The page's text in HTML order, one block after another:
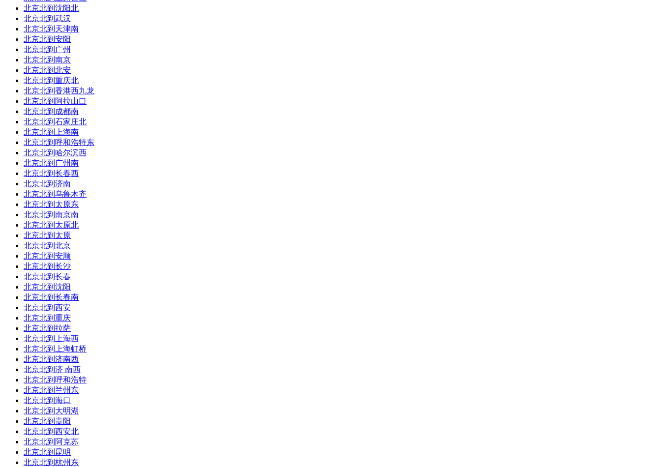
到达站：过嘉兴南
耗时：00:30总里程：未知
订票平台：
7 直达：
车次/车型：动车组
发车站：过杭州发车时间:13:55
到达站：过嘉兴南
耗时：00:55总里程：79公里
订票平台：
8直达：
车次/车型：动车组
发车站：过杭州
到达站：过嘉兴南
耗时：00:41总里程：79公里
订票平台：
9直达：
车次/车型：g7382
发车站：始杭州
到达站：过嘉兴南
耗时：00:43总里程：85公里
订票平台：
10直达：
车次/车型：g7310
发车站：始杭州
到达站： 过嘉兴南
耗时：00:36总里程：85公里
北京北到沈阳北
北京北到武汉
北京北到天津南
北京北到安阳
北京北到广州
北京北到南京
北京北到北安
北京北到重庆北
北京北到香港西九龙
北京北到阿拉山口
北京北到成都南
北京北到石家庄北
北京北到上海南
北京北到呼和浩特东
北京北到哈尔滨西
北京北到广州南
北京北到长春西
北京北到济南
北京北到乌鲁木齐
北京北到太原东
北京北到南京南
北京北到太原北
北京北到太原
北京北到北京
北京北到安顺
北京北到长沙
北京北到长春
北京北到沈阳
北京北到长春南
北京北到西安
北京北到重庆
北京北到拉萨
北京北到上海西
北京北到上海虹桥
北京北到济南西
北京北到济 南西
北京北到呼和浩特
北京北到兰州东
北京北到海口
北京北到大明湖
北京北到贵阳
北京北到西安北
北京北到阿克苏
北京北到昆明
北京北到杭州东